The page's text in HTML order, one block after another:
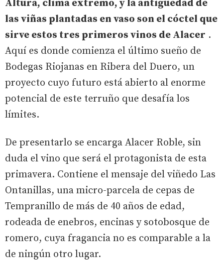
Altura, clima extremo, y la antigüedad de
las viñas plantadas en vaso son el cóctel que
sirve estos tres primeros vinos de Alacer .
Aquí es donde comienza el último sueño de
Bodegas Riojanas en Ribera del Duero, un
proyecto cuyo futuro está abierto al enorme
potencial de este terruño que desafía los
límites.
De presentarlo se encarga Alacer Roble, sin
duda el vino que será el protagonista de esta
primavera. Contiene el mensaje del viñedo Las
Ontanillas, una micro-parcela de cepas de
Tempranillo de más de 40 años de edad,
rodeada de enebros, encinas y sotobosque de
romero, cuya fragancia no es comparable a la
de ningún otro lugar.